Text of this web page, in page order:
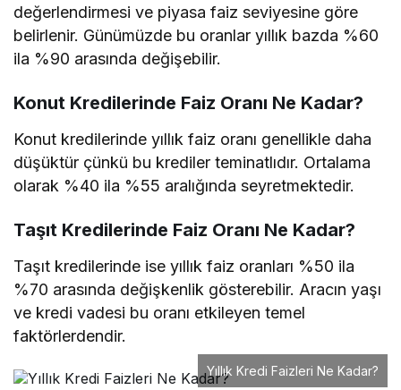
değerlendirmesi ve piyasa faiz seviyesine göre
belirlenir. Günümüzde bu oranlar yıllık bazda %60
ila %90 arasında değişebilir.
Konut Kredilerinde Faiz Oranı Ne Kadar?
Konut kredilerinde yıllık faiz oranı genellikle daha
düşüktür çünkü bu krediler teminatlıdır. Ortalama
olarak %40 ila %55 aralığında seyretmektedir.
Taşıt Kredilerinde Faiz Oranı Ne Kadar?
Taşıt kredilerinde ise yıllık faiz oranları %50 ila
%70 arasında değişkenlik gösterebilir. Aracın yaşı
ve kredi vadesi bu oranı etkileyen temel
faktörlerdendir.
Yıllık Kredi Faizleri Ne Kadar?